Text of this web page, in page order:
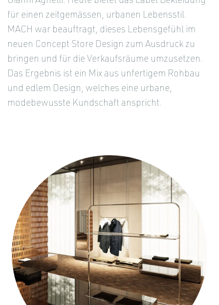
für einen zeitgemässen, urbanen Lebensstil.
MACH war beauftragt, dieses Lebensgefühl im
neuen Concept Store Design zum Ausdruck zu
bringen und für die Verkaufsräume umzusetzen.
Das Ergebnis ist ein Mix aus unfertigem Rohbau
und edlem Design, welches eine urbane,
modebewusste Kundschaft anspricht.